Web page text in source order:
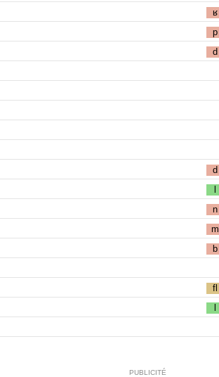
ʁ
p
d
d
l
n
m
b
fl
l
PUBLICITÉ